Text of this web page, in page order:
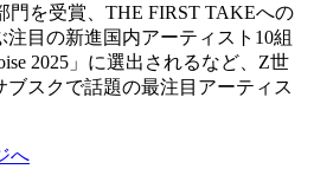
門を受賞、THE FIRST TAKEへの
注目の新進国内アーティスト10組
2025」に選出されるなど、Z世
ブスクで話題の最注目アーティス
へ